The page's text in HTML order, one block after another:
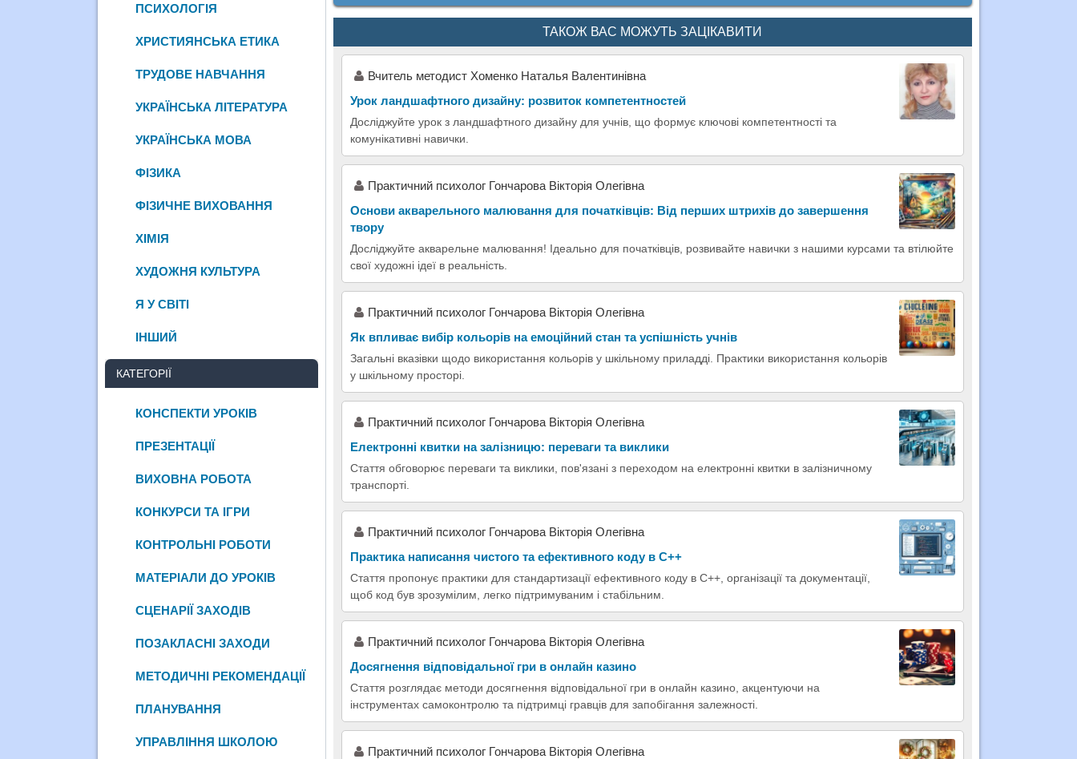
ТАКОЖ ВАС МОЖУТЬ ЗАЦІКАВИТИ
Вчитель методист Хоменко Наталья Валентинівна
Урок ландшафтного дизайну: розвиток компетентностей
Досліджуйте урок з ландшафтного дизайну для учнів, що формує ключові компетентності та
комунікативні навички.
Практичний психолог Гончарова Вікторія Олегівна
Основи акварельного малювання для початківців: Від перших штрихів до завершення
твору
Досліджуйте акварельне малювання! Ідеально для початківців, розвивайте навички з нашими курсами та втілюйте
свої художні ідеї в реальність.
Практичний психолог Гончарова Вікторія Олегівна
Як впливає вибір кольорів на емоційний стан та успішність учнів
Загальні вказівки щодо використання кольорів у шкільному приладді. Практики використання кольорів
у шкільному просторі.
Практичний психолог Гончарова Вікторія Олегівна
Електронні квитки на залізницю: переваги та виклики
Стаття обговорює переваги та виклики, пов'язані з переходом на електронні квитки в залізничному
транспорті.
Практичний психолог Гончарова Вікторія Олегівна
Практика написання чистого та ефективного коду в C++
Стаття пропонує практики для стандартизації ефективного коду в C++, організації та документації,
щоб код був зрозумілим, легко підтримуваним і стабільним.
Практичний психолог Гончарова Вікторія Олегівна
Досягнення відповідальної гри в онлайн казино
Стаття розглядає методи досягнення відповідальної гри в онлайн казино, акцентуючи на
інструментах самоконтролю та підтримці гравців для запобігання залежності.
Практичний психолог Гончарова Вікторія Олегівна
ПСИХОЛОГІЯ
ХРИСТИЯНСЬКА ЕТИКА
ТРУДОВЕ НАВЧАННЯ
УКРАЇНСЬКА ЛІТЕРАТУРА
УКРАЇНСЬКА МОВА
ФІЗИКА
ФІЗИЧНЕ ВИХОВАННЯ
ХІМІЯ
ХУДОЖНЯ КУЛЬТУРА
Я У СВІТІ
ІНШИЙ
КАТЕГОРІЇ
КОНСПЕКТИ УРОКІВ
ПРЕЗЕНТАЦІЇ
ВИХОВНА РОБОТА
КОНКУРСИ ТА ІГРИ
КОНТРОЛЬНІ РОБОТИ
МАТЕРІАЛИ ДО УРОКІВ
СЦЕНАРІЇ ЗАХОДІВ
ПОЗАКЛАСНІ ЗАХОДИ
МЕТОДИЧНІ РЕКОМЕНДАЦІЇ
ПЛАНУВАННЯ
УПРАВЛІННЯ ШКОЛОЮ